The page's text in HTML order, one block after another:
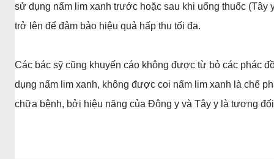
sử dụng nấm lim xanh trước hoặc sau khi uống thuốc (Tây
trở lên để đảm bảo hiệu quả hấp thu tối đa.
Các bác sỹ cũng khuyến cáo không được từ bỏ các phác
dụng nấm lim xanh, không được coi nấm lim xanh là chế
chữa bệnh, bởi hiệu năng của Đông y và Tây y là tương